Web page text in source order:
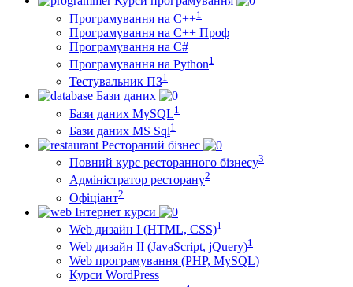
Програмування на С++1
Програмування на С++ Проф
Програмування на C#
Програмування на Python1
Тестувальник ПЗ1
Бази даних
Бази даних MySQL1
Бази даних MS Sql1
Рестораний бізнес
Повний курс ресторанного бізнесу3
Адміністратор ресторану2
Офіціант2
Інтернет курси
Web дизайн I (HTML, CSS)1
Web дизайн II (JavaScript, jQuery)1
Web програмування (PHP, MySQL)
Курси WordPress